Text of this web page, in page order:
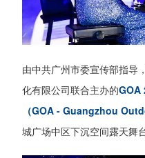
由中共广州市委宣传部指导
化有限公司联合主办的GOA
（GOA - Guangzhou
城广场中区下沉空间露天舞